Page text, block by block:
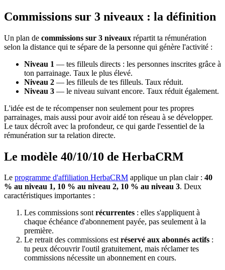
Commissions sur 3 niveaux : la définition
Un plan de commissions sur 3 niveaux répartit ta rémunération
selon la distance qui te sépare de la personne qui génère l'activité :
Niveau 1 — tes filleuls directs : les personnes inscrites grâce à
ton parrainage. Taux le plus élevé.
Niveau 2 — les filleuls de tes filleuls. Taux réduit.
Niveau 3 — le niveau suivant encore. Taux réduit également.
L'idée est de te récompenser non seulement pour tes propres
parrainages, mais aussi pour avoir aidé ton réseau à se développer.
Le taux décroît avec la profondeur, ce qui garde l'essentiel de la
rémunération sur ta relation directe.
Le modèle 40/10/10 de HerbaCRM
Le programme d'affiliation HerbaCRM applique un plan clair : 40
% au niveau 1, 10 % au niveau 2, 10 % au niveau 3. Deux
caractéristiques importantes :
Les commissions sontrécurrentes : elles s'appliquent à
chaque échéance d'abonnement payée, pas seulement à la
première.
Le retrait des commissions estréservé aux abonnés actifs :
tu peux découvrir l'outil gratuitement, mais réclamer tes
commissions nécessite un abonnement en cours.